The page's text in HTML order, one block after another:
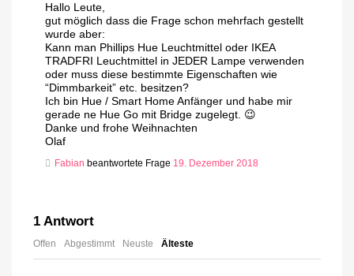
Hallo Leute,
gut möglich dass die Frage schon mehrfach gestellt
wurde aber:
Kann man Phillips Hue Leuchtmittel oder IKEA
TRADFRI Leuchtmittel in JEDER Lampe verwenden
oder muss diese bestimmte Eigenschaften wie
“Dimmbarkeit” etc. besitzen?
Ich bin Hue / Smart Home Anfänger und habe mir
gerade ne Hue Go mit Bridge zugelegt. 😉
Danke und frohe Weihnachten
Olaf
Fabian beantwortete Frage 19. Dezember 2018
1 Antwort
Offen Abgestimmt Neuste Älteste